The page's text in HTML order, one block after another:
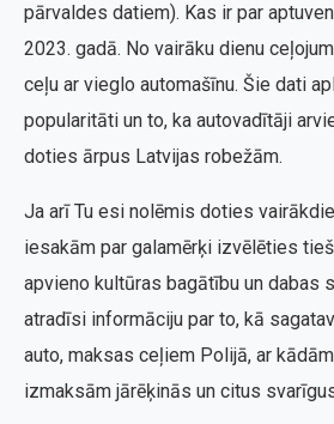
pārvaldes datiem). Kas ir par
2023. gadā. No vairāku dienu
ceļu ar vieglo automašīnu. Šie dati
popularitāti un to, ka autovadītāji
doties ārpus Latvijas robežām.
Ja arī Tu esi nolēmis doties
iesakām par galamērķi izvēlēties
apvieno kultūras bagātību un dabas
atradīsi informāciju par to, kā
auto, maksas ceļiem Polijā, ar
izmaksām jārēķinās un citus